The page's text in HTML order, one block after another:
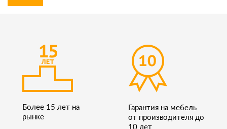
Более 15 лет на
рынке
Гарантия на мебель
от производителя до
10 лет